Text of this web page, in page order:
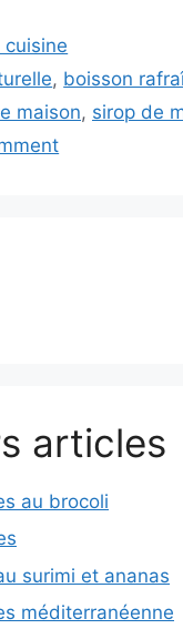
, boisson
maison, sirop de
articles
au brocoli
surimi et ananas
méditerranéenne